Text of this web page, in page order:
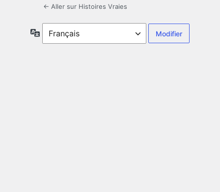
← Aller sur Histoires Vraies
Langue